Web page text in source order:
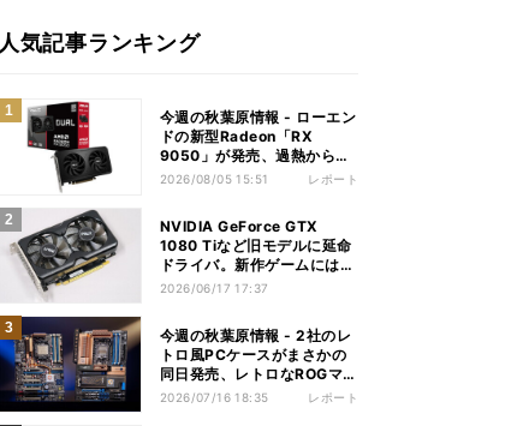
人気記事ランキング
今週の秋葉原情報 - ローエン
ドの新型Radeon「RX
9050」が発売、過熱から守
れる電源ケーブルも
2026/08/05 15:51 レポート
NVIDIA GeForce GTX
1080 Tiなど旧モデルに延命
ドライバ。新作ゲームには非
対応
2026/06/17 17:37
今週の秋葉原情報 - 2社のレ
トロ風PCケースがまさかの
同日発売、レトロなROGマザ
ーも登場
2026/07/16 18:35 レポート